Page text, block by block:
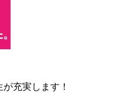
充実します！